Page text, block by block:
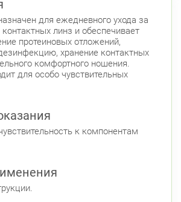
ул., д. 8, к. 3 Круглосуточно
район
пр., д. 60 Круглосуточно
ул., д. 10
Петроградская
ул., д.28 к.1
для ежедневного ухода за
линз и обеспечивает
протеиновых отложений,
хранение контактных
комфортного ношения.
для особо чувствительных
к компонентам